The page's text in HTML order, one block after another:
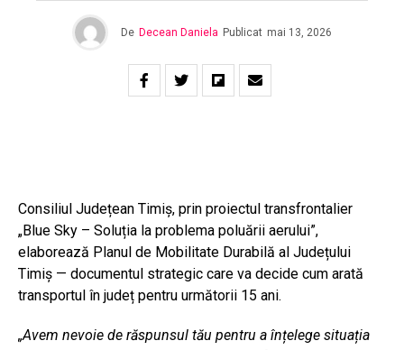
De Decean Daniela Publicat mai 13, 2026
Consiliul Județean Timiș, prin proiectul transfrontalier
„Blue Sky – Soluția la problema poluării aerului”,
elaborează Planul de Mobilitate Durabilă al Județului
Timiș — documentul strategic care va decide cum arată
transportul în județ pentru următorii 15 ani.
„Avem nevoie de răspunsul tău pentru a înțelege situația